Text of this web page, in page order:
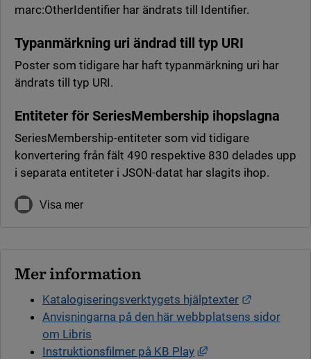
marc:OtherIdentifier har ändrats till Identifier.
Typanmärkning uri ändrad till typ URI
Poster som tidigare har haft typanmärkning uri har
ändrats till typ URI.
Entiteter för SeriesMembership ihopslagna
SeriesMembership-entiteter som vid tidigare
konvertering från fält 490 respektive 830 delades upp
i separata entiteter i JSON-datat har slagits ihop.
Visa mer
Mer information
Katalogiseringsverktygets hjälptexter
Anvisningarna på den här webbplatsens sidor
om Libris
Instruktionsfilmer på KB Play
Länk till annan